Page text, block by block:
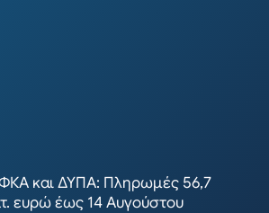
και ΔΥΠΑ: Πληρωμές 56,7
ευρώ έως 14 Αυγούστου